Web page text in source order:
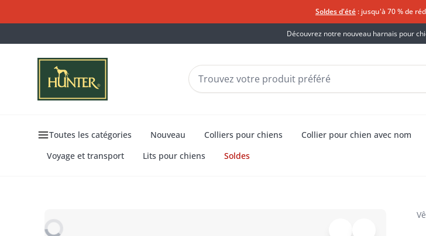
Soldes d'été : jusqu'à 70 % de
Découvrez notre nouveau harnais pour
Toutes les catégories Nouveau Colliers pour chiens Collier pour chien avec nom
Voyage et transport
Lits pour chiens Soldes